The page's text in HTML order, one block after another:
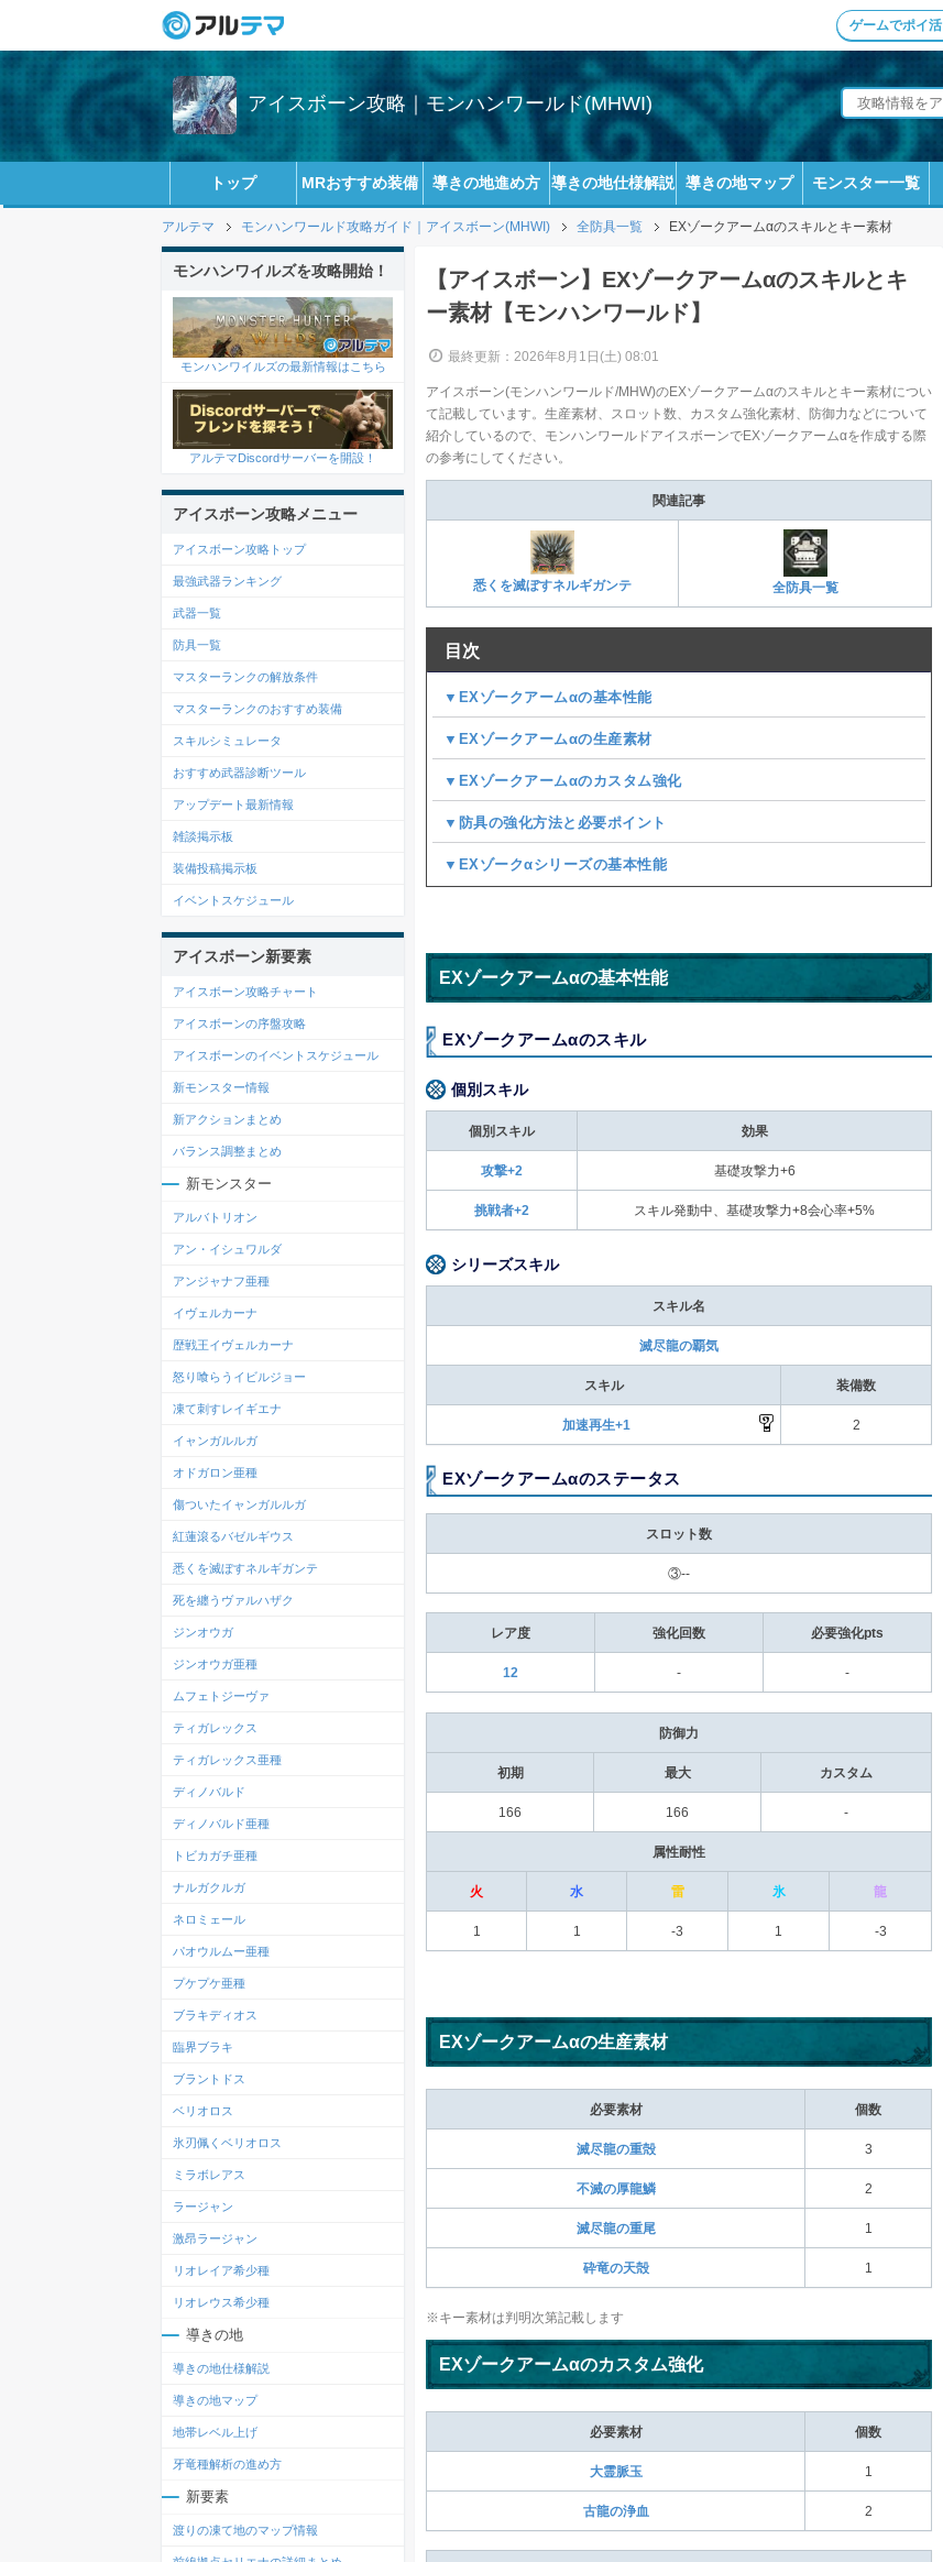
ゲームでポイ活
アイスボーン攻略｜モンハンワールド(MHWI)
トップ MRおすすめ装備 導きの地進め方 導きの地仕様解説 導きの地マップ モンスター一覧
アルテマ モンハンワールド攻略ガイド｜アイスボーン(MHWI) 全防具一覧 EXゾークアームαのスキルとキー素材
【アイスボーン】EXゾークアームαのスキルとキ
ー素材【モンハンワールド】
最終更新：2026年8月1日(土) 08:01
アイスボーン(モンハンワールド/MHW)のEXゾークアームαのスキルとキー素材につい
て記載しています。生産素材、スロット数、カスタム強化素材、防御力などについて
紹介しているので、モンハンワールドアイスボーンでEXゾークアームαを作成する際
の参考にしてください。
関連記事
悉くを滅ぼすネルギガンテ 全防具一覧
目次
▼EXゾークアームαの基本性能
▼EXゾークアームαの生産素材
▼EXゾークアームαのカスタム強化
▼防具の強化方法と必要ポイント
▼EXゾークαシリーズの基本性能
EXゾークアームαの基本性能
EXゾークアームαのスキル
個別スキル
個別スキル 効果
攻撃+2 基礎攻撃力+6
挑戦者+2 スキル発動中、基礎攻撃力+8会心率+5%
シリーズスキル
スキル名
滅尽龍の覇気
スキル 装備数
加速再生+1 2
EXゾークアームαのステータス
スロット数
③--
レア度 強化回数 必要強化pts
12 - -
防御力
初期 最大 カスタム
166 166 -
属性耐性
火 水 雷 氷 龍
1 1 -3 1 -3
EXゾークアームαの生産素材
必要素材 個数
滅尽龍の重殻 3
不滅の厚龍鱗 2
滅尽龍の重尾 1
砕竜の天殻 1
※キー素材は判明次第記載します
EXゾークアームαのカスタム強化
必要素材 個数
大霊脈玉 1
古龍の浄血 2
モンハンワイルズを攻略開始！
モンハンワイルズの最新情報はこちら
アルテマDiscordサーバーを開設！
アイスボーン攻略メニュー
アイスボーン攻略トップ
最強武器ランキング
武器一覧
防具一覧
マスターランクの解放条件
マスターランクのおすすめ装備
スキルシミュレータ
おすすめ武器診断ツール
アップデート最新情報
雑談掲示板
装備投稿掲示板
イベントスケジュール
アイスボーン新要素
アイスボーン攻略チャート
アイスボーンの序盤攻略
アイスボーンのイベントスケジュール
新モンスター情報
新アクションまとめ
バランス調整まとめ
新モンスター
アルバトリオン
アン・イシュワルダ
アンジャナフ亜種
イヴェルカーナ
歴戦王イヴェルカーナ
怒り喰らうイビルジョー
凍て刺すレイギエナ
イャンガルルガ
オドガロン亜種
傷ついたイャンガルルガ
紅蓮滾るバゼルギウス
悉くを滅ぼすネルギガンテ
死を纏うヴァルハザク
ジンオウガ
ジンオウガ亜種
ムフェトジーヴァ
ティガレックス
ティガレックス亜種
ディノバルド
ディノバルド亜種
トビカガチ亜種
ナルガクルガ
ネロミェール
パオウルムー亜種
プケプケ亜種
ブラキディオス
臨界ブラキ
ブラントドス
ベリオロス
氷刃佩くベリオロス
ミラボレアス
ラージャン
激昂ラージャン
リオレイア希少種
リオレウス希少種
導きの地
導きの地仕様解説
導きの地マップ
地帯レベル上げ
牙竜種解析の進め方
新要素
渡りの凍て地のマップ情報